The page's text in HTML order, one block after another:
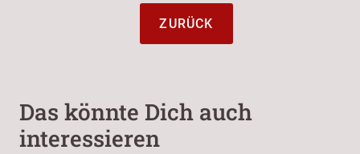
ZURÜCK
Das könnte Dich auch
interessieren